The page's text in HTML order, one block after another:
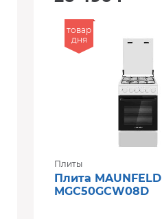
товар
дня
Плиты
Плита MAUNFELD
MGC50GCW08D